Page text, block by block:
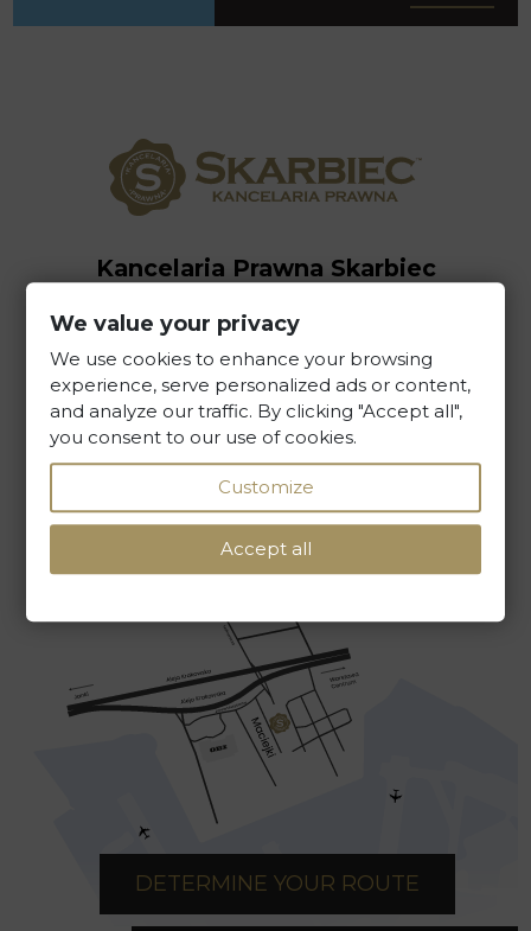
Kancelaria Prawna Skarbiec
+48 22 586 40 00
sekretariat@kancelaria-skarbiec.pl
WRITE TO US
DETERMINE YOUR ROUTE
We value your privacy
We use cookies to enhance your browsing
experience, serve personalized ads or content,
and analyze our traffic. By clicking "Accept all",
you consent to our use of cookies.
Customize
Accept all